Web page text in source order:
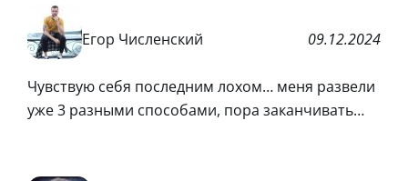
Егор Численский 09.12.2024
Чувствую себя последним лохом… меня развели
уже 3 разными способами, пора заканчивать…